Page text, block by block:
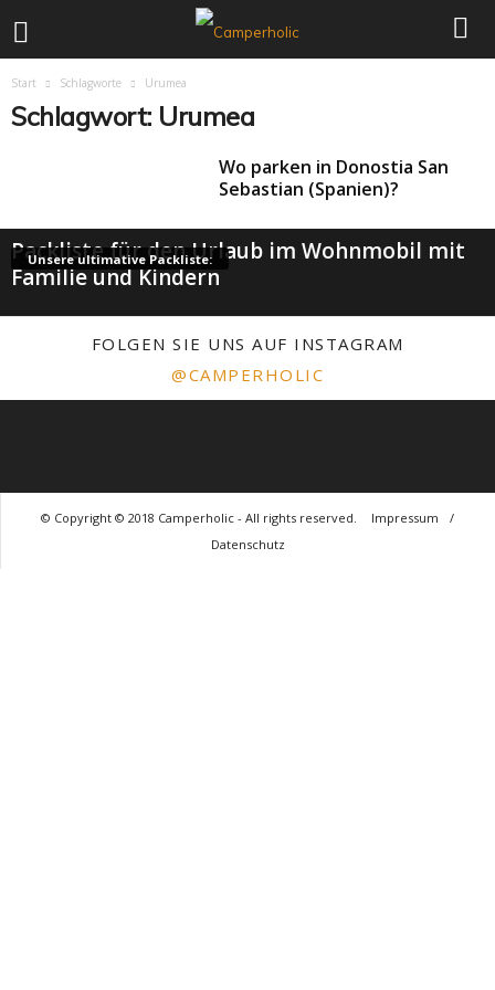
Start Schlagworte Urumea
Schlagwort: Urumea
Wo parken in Donostia San
Sebastian (Spanien)?
Unsere ultimative Packliste:
Packliste für den Urlaub im Wohnmobil mit
Familie und Kindern
FOLGEN SIE UNS AUF INSTAGRAM
@CAMPERHOLIC
© Copyright © 2018 Camperholic - All rights reserved. Impressum
/
Datenschutz